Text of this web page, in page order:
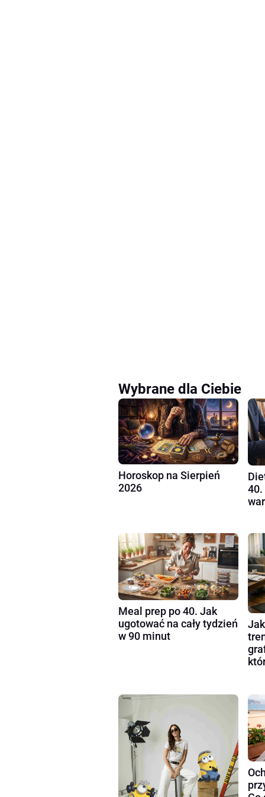
Wybrane dla Ciebie
Horoskop na Sierpień
2026
40.
Meal prep po 40. Jak
ugotować na cały tydzień
w 90 minut